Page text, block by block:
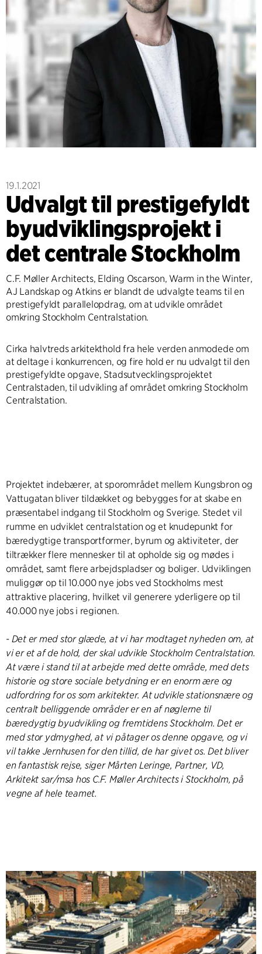
19.1.2021
Udvalgt til prestigefyldt
byudviklingsprojekt i
det centrale Stockholm
C.F. Møller Architects, Elding Oscarson, Warm in the Winter,
AJ Landskap og Atkins er blandt de udvalgte teams til en
prestigefyldt parallelopdrag, om at udvikle området
omkring Stockholm Centralstation.
Cirka halvtreds arkitekthold fra hele verden anmodede om
at deltage i konkurrencen, og fire hold er nu udvalgt til den
prestigefyldte opgave, Stadsutvecklingsprojektet
Centralstaden, til udvikling af området omkring Stockholm
Centralstation.
Projektet indebærer, at sporområdet mellem Kungsbron og
Vattugatan bliver tildækket og bebygges for at skabe en
præsentabel indgang til Stockholm og Sverige. Stedet vil
rumme en udviklet centralstation og et knudepunkt for
bæredygtige transportformer, byrum og aktiviteter, der
tiltrækker flere mennesker til at opholde sig og mødes i
området, samt flere arbejdspladser og boliger. Udviklingen
muliggør op til 10.000 nye jobs ved Stockholms mest
attraktive placering, hvilket vil generere yderligere op til
40.000 nye jobs i regionen.
-Det er med stor glæde, at vi har modtaget nyheden om, at
vi er et af de hold, der skal udvikle Stockholm Centralstation.
At være i stand til at arbejde med dette område, med dets
historie og store sociale betydning er en enorm ære og
udfordring for os som arkitekter. At udvikle stationsnære og
centralt belliggende områder er en af ​​nøglerne til
bæredygtig byudvikling og fremtidens Stockholm. Det er
med stor ydmyghed, at vi påtager os denne opgave, og vi
vil takke Jernhusen for den tillid, de har givet os. Det bliver
en fantastisk rejse, siger Mårten Leringe, Partner, VD,
Arkitekt sar/msa hos C.F. Møller Architects i Stockholm, på
vegne af hele teamet.